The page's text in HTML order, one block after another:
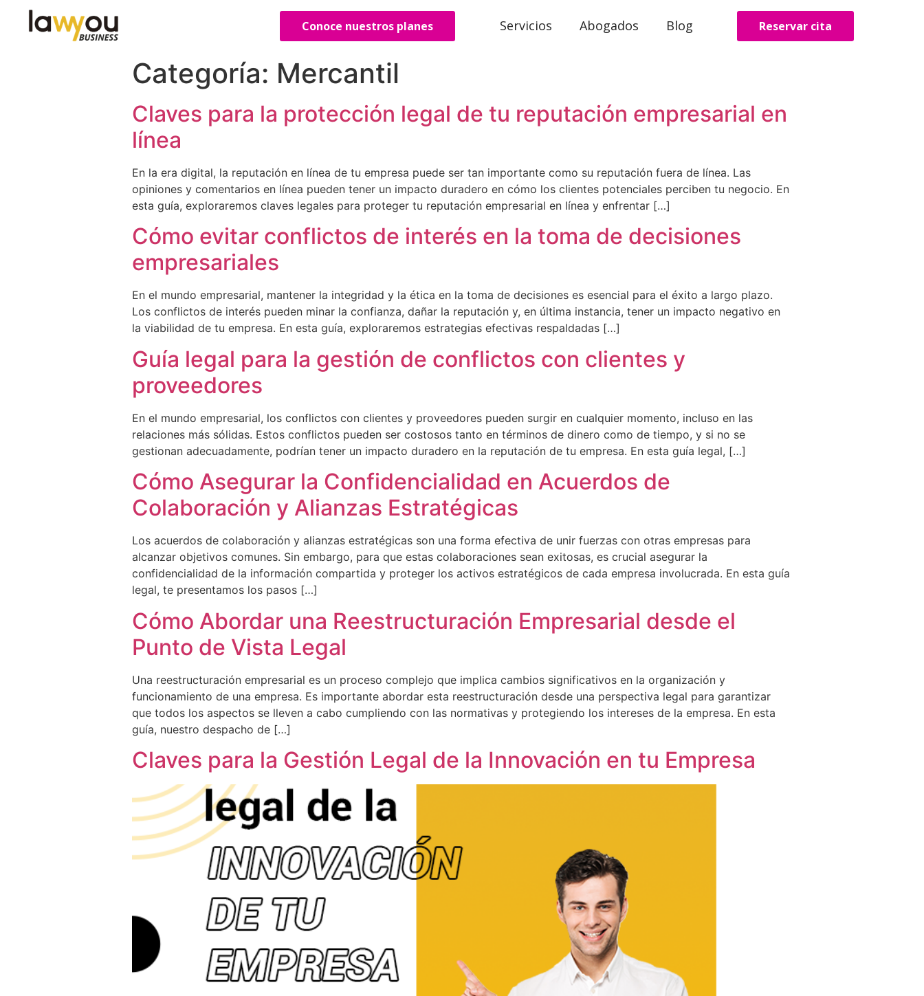
Conoce nuestros planes Servicios Abogados Blog Reservar cita
Categoría: Mercantil
Claves para la protección legal de tu reputación empresarial en
línea
En la era digital, la reputación en línea de tu empresa puede ser tan importante como su reputación fuera de línea. Las
opiniones y comentarios en línea pueden tener un impacto duradero en cómo los clientes potenciales perciben tu negocio. En
esta guía, exploraremos claves legales para proteger tu reputación empresarial en línea y enfrentar […]
Cómo evitar conflictos de interés en la toma de decisiones
empresariales
En el mundo empresarial, mantener la integridad y la ética en la toma de decisiones es esencial para el éxito a largo plazo.
Los conflictos de interés pueden minar la confianza, dañar la reputación y, en última instancia, tener un impacto negativo en
la viabilidad de tu empresa. En esta guía, exploraremos estrategias efectivas respaldadas […]
Guía legal para la gestión de conflictos con clientes y
proveedores
En el mundo empresarial, los conflictos con clientes y proveedores pueden surgir en cualquier momento, incluso en las
relaciones más sólidas. Estos conflictos pueden ser costosos tanto en términos de dinero como de tiempo, y si no se
gestionan adecuadamente, podrían tener un impacto duradero en la reputación de tu empresa. En esta guía legal, […]
Cómo Asegurar la Confidencialidad en Acuerdos de
Colaboración y Alianzas Estratégicas
Los acuerdos de colaboración y alianzas estratégicas son una forma efectiva de unir fuerzas con otras empresas para
alcanzar objetivos comunes. Sin embargo, para que estas colaboraciones sean exitosas, es crucial asegurar la
confidencialidad de la información compartida y proteger los activos estratégicos de cada empresa involucrada. En esta guía
legal, te presentamos los pasos […]
Cómo Abordar una Reestructuración Empresarial desde el
Punto de Vista Legal
Una reestructuración empresarial es un proceso complejo que implica cambios significativos en la organización y
funcionamiento de una empresa. Es importante abordar esta reestructuración desde una perspectiva legal para garantizar
que todos los aspectos se lleven a cabo cumpliendo con las normativas y protegiendo los intereses de la empresa. En esta
guía, nuestro despacho de […]
Claves para la Gestión Legal de la Innovación en tu Empresa